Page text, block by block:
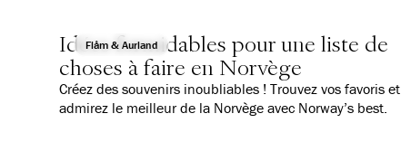
air ou que tu t'intéresses à la culture, tu trouveras des
expériences adaptées à tes envies.
Flåm & Aurland
Idées formidables pour une liste de
choses à faire en Norvège
Créez des souvenirs inoubliables ! Trouvez vos favoris et
admirez le meilleur de la Norvège avec Norway’s best.